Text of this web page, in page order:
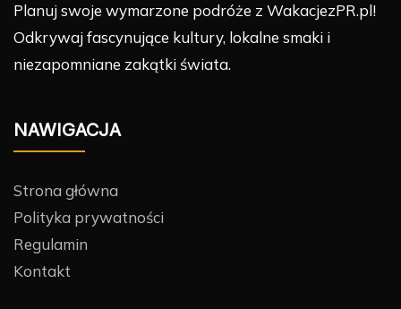
Planuj swoje wymarzone podróże z WakacjezPR.pl!
Odkrywaj fascynujące kultury, lokalne smaki i
niezapomniane zakątki świata.
NAWIGACJA
Strona główna
Polityka prywatności
Regulamin
Kontakt